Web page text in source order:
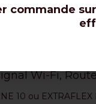
coaxial
coaxiale :
de signal
Wi-Fi,
10 ou EXTRAFLEX
commande